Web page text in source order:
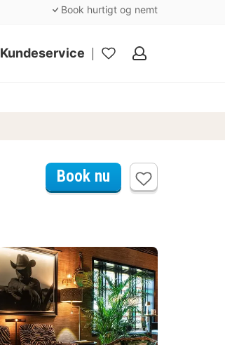
Book hurtigt og nemt
Kundeservice
Mine
Book nu